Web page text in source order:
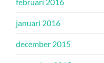
februari 2016
januari 2016
december 2015